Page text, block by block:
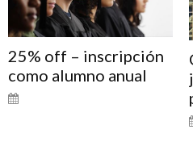
25% off – inscripción
como alumno anual